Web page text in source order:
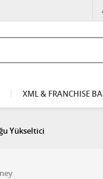
XML & FRANCHISE
Yükseltici